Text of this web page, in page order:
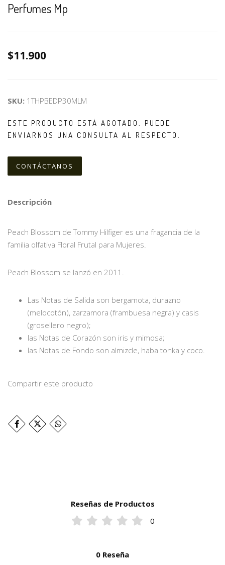
Perfumes Mp
$11.900
SKU: 1THPBEDP30MLM
ESTE PRODUCTO ESTÁ AGOTADO. PUEDE
ENVIARNOS UNA CONSULTA AL RESPECTO.
CONTÁCTANOS
Descripción
Peach Blossom de Tommy Hilfiger es una fragancia de la
familia olfativa Floral Frutal para Mujeres.
Peach Blossom se lanzó en 2011.
Las Notas de Salida son bergamota, durazno
(melocotón), zarzamora (frambuesa negra) y casis
(grosellero negro);
las Notas de Corazón son iris y mimosa;
las Notas de Fondo son almizcle, haba tonka y coco.
Compartir este producto
Reseñas de Productos
0
0 Reseña